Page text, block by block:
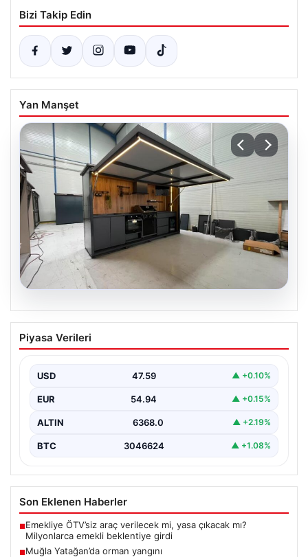
Bizi Takip Edin
Yan Manşet
Dış Mekan Yaşam alanlarında Konfor ve
bahçe mutfağı Çözümleri
bölümlerinden bir tanesi durumuna ulaşmıştır. Yeşille…
Piyasa Verileri
USD 47.59 ▲ +0.10%
EUR 54.94 ▲ +0.15%
ALTIN 6368.0 ▲ +2.19%
BTC 3046624 ▲ +1.08%
Son Eklenen Haberler
■Emekliye ÖTV’siz araç verilecek mi, yasa çıkacak mı?
Milyonlarca emekli beklentiye girdi
■Muğla Yatağan’da orman yangını